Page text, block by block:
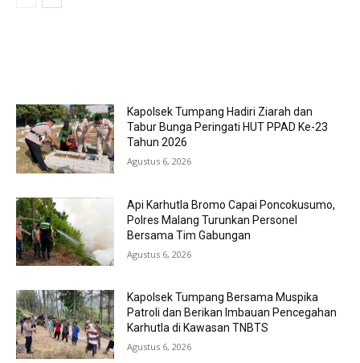
Kapolsek Tumpang Hadiri Ziarah dan
Tabur Bunga Peringati HUT PPAD Ke-23
Tahun 2026
Agustus 6, 2026
Api Karhutla Bromo Capai Poncokusumo,
Polres Malang Turunkan Personel
Bersama Tim Gabungan
Agustus 6, 2026
Kapolsek Tumpang Bersama Muspika
Patroli dan Berikan Imbauan Pencegahan
Karhutla di Kawasan TNBTS
Agustus 6, 2026